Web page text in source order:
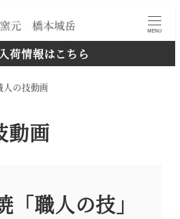
MENU
荷情報はこちら
人の技動画
動画
「職人の技」